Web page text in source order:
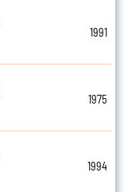
1991
1975
1994